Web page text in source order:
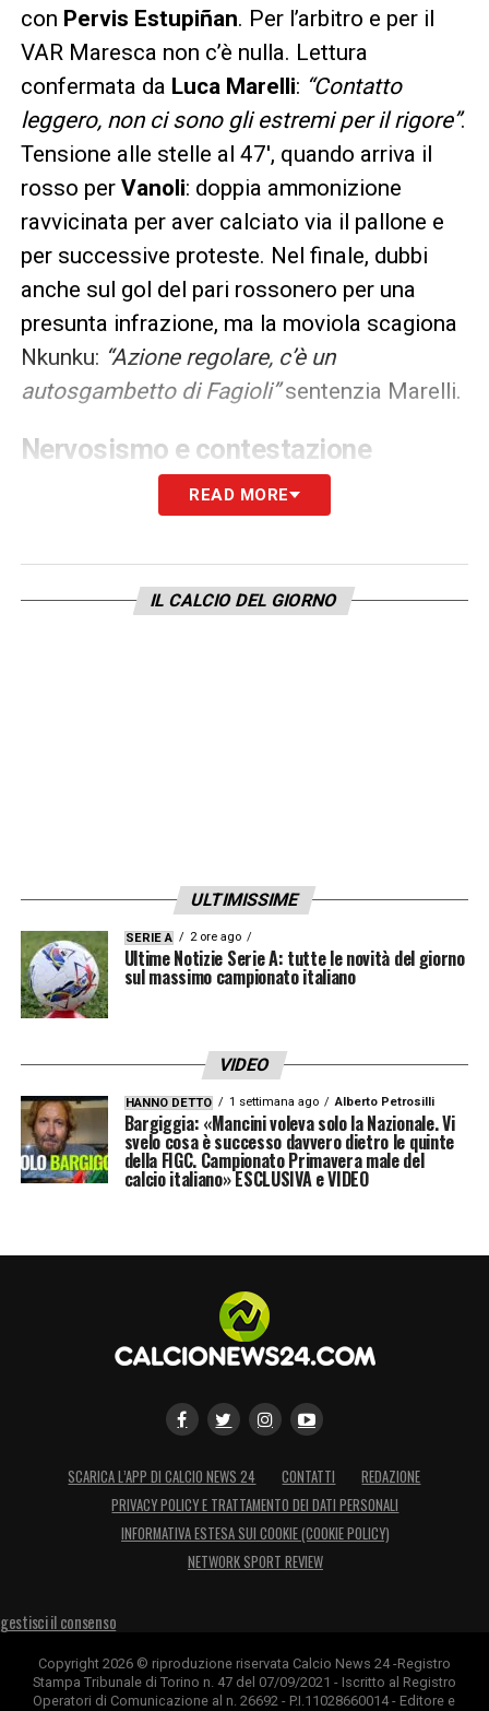
con Pervis Estupiñan. Per l’arbitro e per il
VAR Maresca non c’è nulla. Lettura
confermata da Luca Marelli: “Contatto
leggero, non ci sono gli estremi per il rigore”.
Tensione alle stelle al 47′, quando arriva il
rosso per Vanoli: doppia ammonizione
ravvicinata per aver calciato via il pallone e
per successive proteste. Nel finale, dubbi
anche sul gol del pari rossonero per una
presunta infrazione, ma la moviola scagiona
Nkunku: “Azione regolare, c’è un
autosgambetto di Fagioli”sentenzia Marelli.
Nervosismo e contestazione
La partita si chiude con una pioggia di
FofanaedEstupiñan) e con la rabbia di
Allegri. Il tecnico del Milan, furibondo per un
LA PLAYLIST DELLE NOSTRE TOP NEWS
READ MORE
IL CALCIO DEL GIORNO
ULTIMISSIME
SERIE A 2 ore ago
Ultime Notizie Serie A: tutte le novità del giorno
sul massimo campionato italiano
VIDEO
HANNO DETTO 1 settimana ago Alberto Petrosilli
Bargiggia: «Mancini voleva solo la Nazionale. Vi
svelo cosa è successo davvero dietro le quinte
della FIGC. Campionato Primavera male del
calcio italiano» ESCLUSIVA e VIDEO
SCARICA L’APP DI CALCIO NEWS 24 CONTATTI
REDAZIONE
PRIVACY POLICY E TRATTAMENTO DEI DATI PERSONALI
INFORMATIVA ESTESA SUI COOKIE (COOKIE POLICY)
NETWORK SPORT REVIEW
gestisci il consenso
Copyright 2026 © riproduzione riservata Calcio News 24 -Registro
Stampa Tribunale di Torino n. 47 del 07/09/2021 - Iscritto al Registro
Operatori di Comunicazione al n. 26692 - P.I.11028660014 - Editore e